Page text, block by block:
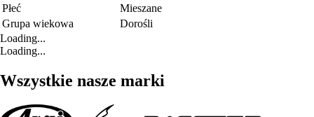
Płeć
Mieszane
Grupa wiekowa
Dorośli
Loading...
Loading...
Wszystkie nasze marki